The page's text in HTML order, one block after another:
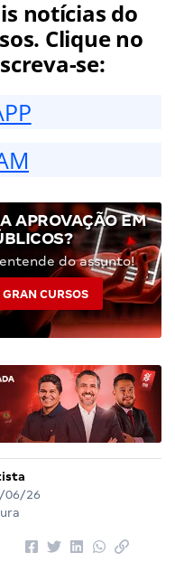
notícias do
Clique no
se:
APROVAÇÃO EM
do assunto!
CURSOS
06/26